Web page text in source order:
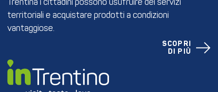
Trentina i cittadini possono usufruire dei servizi
territoriali e acquistare prodotti a condizioni
vantaggiose.
SCOPRI
DI PIÙ